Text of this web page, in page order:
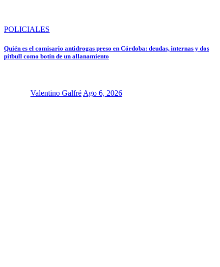
POLICIALES
Quién es el comisario antidrogas preso en Córdoba: deudas, internas y dos
pitbull como botín de un allanamiento
Valentino Galfré Ago 6, 2026